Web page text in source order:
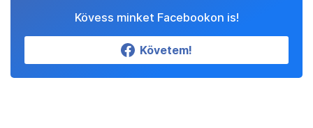
Kövess minket Facebookon is!
Követem!